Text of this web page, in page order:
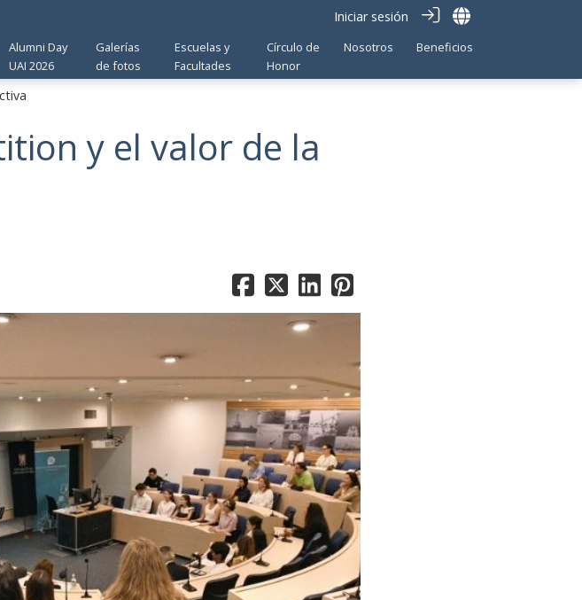
Iniciar sesión
Alumni Day
UAI 2026
Galerías
de fotos
Escuelas y
Facultades
Círculo de
Honor
Nosotros Beneficios
y el valor de la